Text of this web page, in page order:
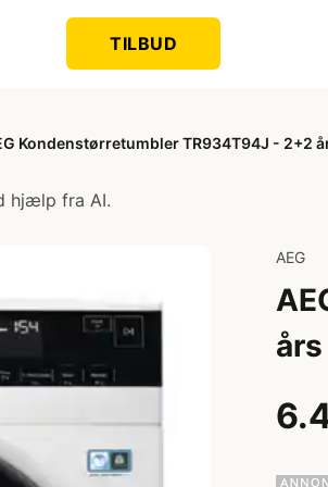
TILBUD
Kondenstørretumbler TR934T94J - 2+2
hjælp fra AI.
AEG